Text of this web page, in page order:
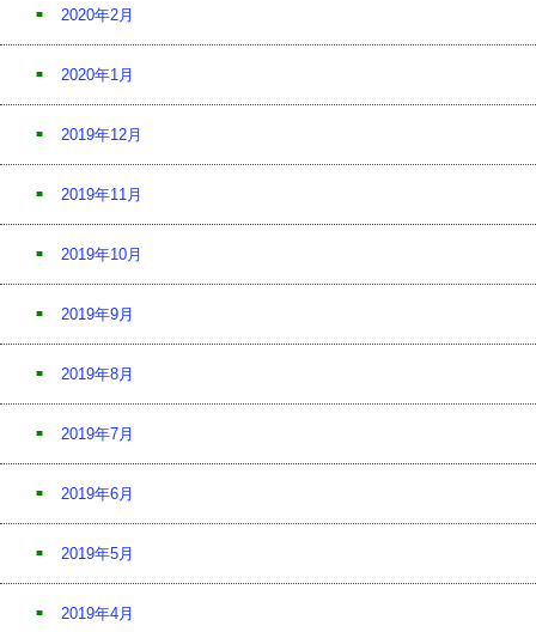
2020年2月
2020年1月
2019年12月
2019年11月
2019年10月
2019年9月
2019年8月
2019年7月
2019年6月
2019年5月
2019年4月